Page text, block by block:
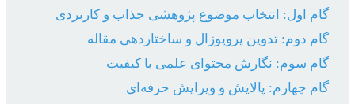
گام اول: انتخاب موضوع پژوهشی جذاب و کاربردی
گام دوم: تدوین پروپوزال و ساختاردهی مقاله
گام سوم: نگارش محتوای علمی با کیفیت
گام چهارم: پالایش و ویرایش حرفه‌ای